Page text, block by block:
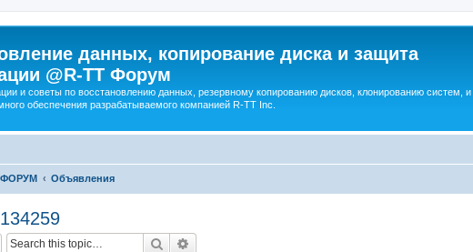
данных, копирование диска и защита
@R-TT Форум
и советы по восстановлению данных, резервному копированию дисков, клонированию систем, и
обеспечения разрабатываемого компанией R-TT Inc.
ФОРУМ Объявления
Search